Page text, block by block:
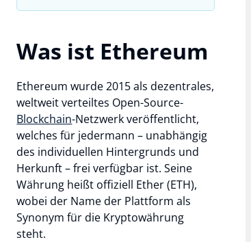
Was ist Ethereum
Ethereum wurde 2015 als dezentrales,
weltweit verteiltes Open-Source-
Blockchain-Netzwerk veröffentlicht,
welches für jedermann – unabhängig
des individuellen Hintergrunds und
Herkunft – frei verfügbar ist. Seine
Währung heißt offiziell Ether (ETH),
wobei der Name der Plattform als
Synonym für die Kryptowährung
steht.